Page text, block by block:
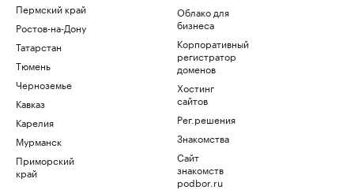
Пермский край
Ростов-на-Дону
Татарстан
Тюмень
Черноземье
Кавказ
Карелия
Мурманск
Приморский
край
Облако для
бизнеса
Корпоративный
регистратор
доменов
Хостинг
сайтов
Рег.решения
Знакомства
Сайт
знакомств
podbor.ru